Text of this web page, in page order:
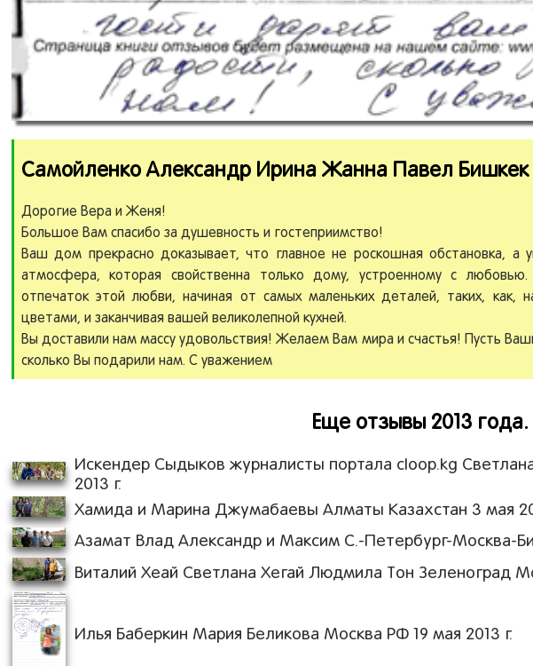
Самойленко Александр Ирина Жанна Павел Бишкек
Дорогие Вера и Женя!
Большое Вам спасибо за душевность и гостеприимство!
Ваш дом прекрасно доказывает, что главное не роскошная обстановка, а
атмосфера, которая свойственна только дому, устроенному с
отпечаток этой любви, начиная от самых маленьких деталей, таких, как,
цветами, и заканчивая вашей великолепной кухней.
Вы доставили нам массу удовольствия! Желаем Вам мира и счастья! Пусть
сколько Вы подарили нам. С уважением
Еще отзывы 2013 года.
Искендер Сыдыков журналисты портала cloop.kg
2013 г.
Хамида и Марина Джумабаевы Алматы Казахстан 3 мая
Азамат Влад Александр и Максим С.-Петербург-Москва-
Виталий Хеай Светлана Хегай Людмила Тон Зеленоград
Илья Баберкин Мария Беликова Москва РФ 19 мая 2013 г.